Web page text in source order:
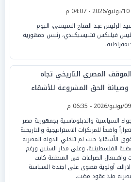
الرئيس عبد الفتاح السيسي، اليوم
الرئيس فيليكس تشيسيكيدي، رئيس جمهورية
المصري التاريخي تجاه
الحق المشروعة للأشقاء
السياسية والدبلوماسية بجمهورية مصر
واضحاً للمرتكزات الاستراتيجية والتاريخية
الأشقاء؛ حيث لم تتخلي الدولة المصرية
الفلسطينية، وعلى مدار السنين ورغم
واشتعال الصراعات في المنطقة كانت
أولوية قصوى على اجندة السياسة
منذ عقود مضت.